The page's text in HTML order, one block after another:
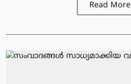
Read More